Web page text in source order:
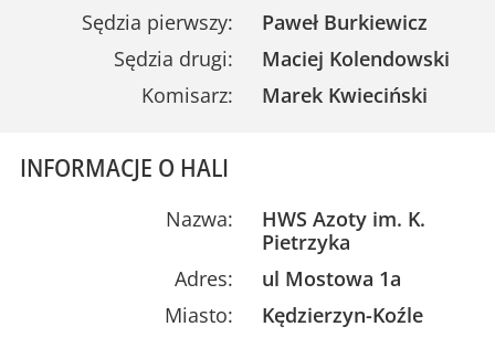
Sędzia pierwszy:
Paweł Burkiewicz
Sędzia drugi:
Maciej Kolendowski
Komisarz:
Marek Kwieciński
INFORMACJE O HALI
Nazwa:
HWS Azoty im. K.
Pietrzyka
Adres:
ul Mostowa 1a
Miasto:
Kędzierzyn-Koźle